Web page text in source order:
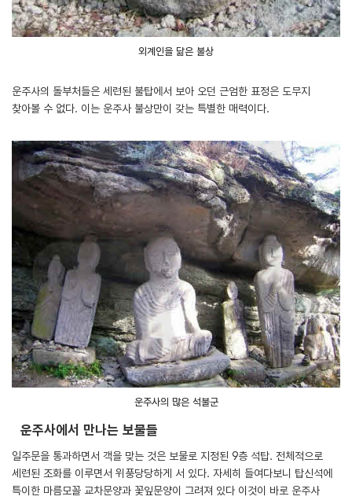
외계인을 닮은 불상
운주사의 돌부처들은 세련된 불탑에서 보아 오던 근엄한 표정은 도무지
찾아볼 수 없다. 이는 운주사 불상만이 갖는 특별한 매력이다.
운주사의 많은 석불군
운주사에서 만나는 보물들
일주문을 통과하면서 객을 맞는 것은 보물로 지정된 9층 석탑. 전체적으로
세련된 조화를 이루면서 위풍당당하게 서 있다. 자세히 들여다보니 탑신석에
특이한 마름모꼴 교차문양과 꽃잎문양이 그려져 있다 이것이 바로 운주사